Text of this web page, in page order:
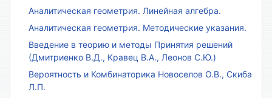
Аналитическая геометрия. Линейная алгебра.
Аналитическая геометрия. Методические указания.
Введение в теорию и методы Принятия решений
(Дмитриенко В.Д., Кравец В.А., Леонов С.Ю.)
Вероятность и Комбинаторика Новоселов О.В., Скиба
Л.П.